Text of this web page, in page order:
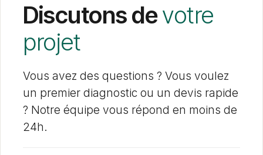
Discutons devotre
projet
Vous avez des questions ? Vous voulez
un premier diagnostic ou un devis rapide
? Notre équipe vous répond en moins de
24h.